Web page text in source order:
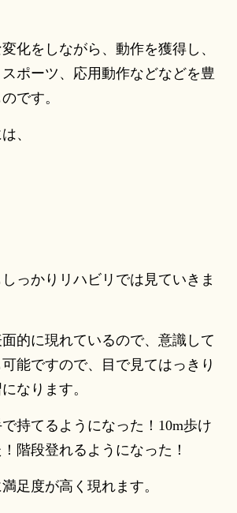
化をしながら、動作を獲得し、
ポーツ、応用動作などなどを豊
です。
、
っかりリハビリでは見ていきま
的に現れているので、意識して
能ですので、目で見てはっきり
なります。
持てるようになった！10m歩け
階段登れるようになった！
足度が高く現れます。